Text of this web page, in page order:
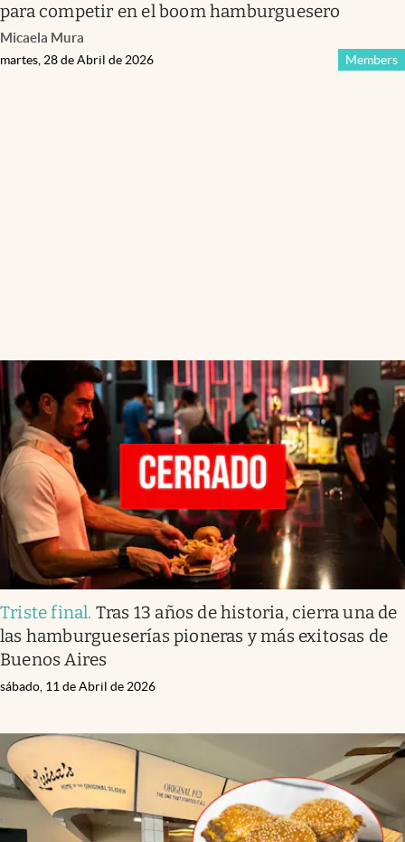
para competir en el boom hamburguesero
Micaela Mura
Members
martes, 28 de Abril de 2026
Triste final. Tras 13 años de historia, cierra una de
las hamburgueserías pioneras y más exitosas de
Buenos Aires
sábado, 11 de Abril de 2026